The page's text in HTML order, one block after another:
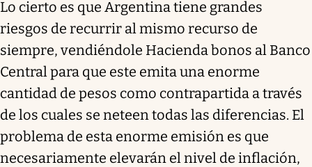
Lo cierto es que Argentina tiene grandes
riesgos de recurrir al mismo recurso de
siempre, vendiéndole Hacienda bonos al Banco
Central para que este emita una enorme
cantidad de pesos como contrapartida a través
de los cuales se neteen todas las diferencias. El
problema de esta enorme emisión es que
necesariamente elevarán el nivel de inflación,